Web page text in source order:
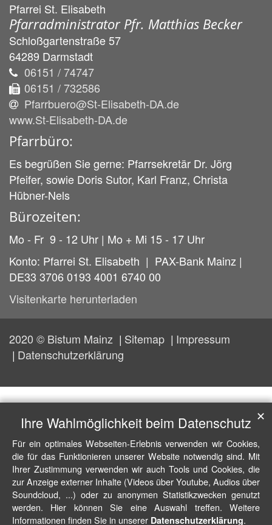
Pfarrei St. Elisabeth
Pfarradministrator Pfr. Matthias Becker
Schloßgartenstraße 57
64289 Darmstadt
06151 / 74747
06151 / 732586
Pfarrbuero@St-Elisabeth-DA.de
www.St-Elisabeth-DA.de
Pfarrbüro:
Es begrüßen Sie gerne: Pfarrsekretär Dr. Jörg
Pfeifer, sowie Doris Sutor, Karl Franz, Christa
Hübner-Nels
Bürozeiten:
Mo - Fr 9 - 12 Uhr | Mo + Mi 15 - 17 Uhr
Konto: Pfarrei St. Elisabeth | PAX-Bank Mainz |
DE33 3706 0193 4001 6740 00
Visitenkarte herunterladen
2020 © Bistum Mainz Sitemap
Impressum
Datenschutzerklärung
Ihre Wahlmöglichkeit beim Datenschutz
Für ein optimales Webseiten-Erlebnis verwenden wir Cookies,
die für das Funktionieren unserer Website notwendig sind. Mit
Ihrer Zustimmung verwenden wir auch Tools und Cookies, die
zur Anzeige externer Inhalte (Videos über Youtube, Audios über
Soundcloud, ...) oder zu anonymen Statistikzwecken genutzt
werden. Hier können Sie eine Auswahl treffen. Weitere
Informationen finden Sie in unserer Datenschutzerklärung.
✕